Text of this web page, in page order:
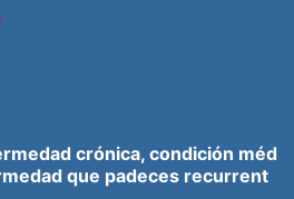
crónica, condición méd
que padeces recurrent